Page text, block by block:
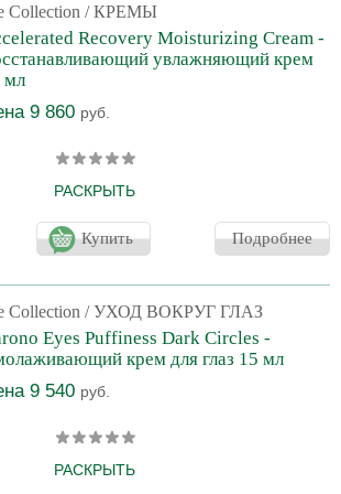
с морщинами, выравнивает тон кожи.
+ глицин) уменьшает
сала, размножение бактерий и появление
Collection / КРЕМЫ
Recovery Moisturizing Cream -
увлажняющий крем
мл
9 860 руб.
РАСКРЫТЬ
для стимулирования обновления
после агрессивных процедур
лазерные шлифовки и т.д.) и воздействия
кислота (РСА) является частью
фактора, улучшает способность
повышает эластичность. Олигосахариды
клеток.Масло ши превосходно
во
Купить Подробнее
Collection / УХОД ВОКРУГ ГЛАЗ
Eyes Puffiness Dark Circles -
крем для глаз 15 мл
9 540 руб.
РАСКРЫТЬ